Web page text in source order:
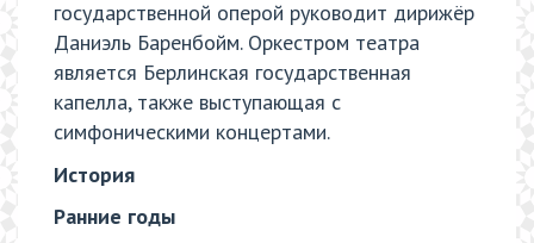
государственной оперой руководит дирижёр
Даниэль Баренбойм. Оркестром театра
является Берлинская государственная
капелла, также выступающая с
симфоническими концертами.
История
Ранние годы